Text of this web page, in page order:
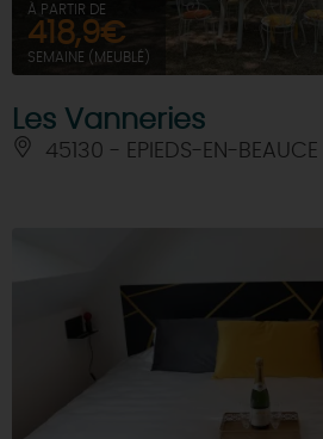
À PARTIR DE
418,9€
SEMAINE (MEUBLÉ)
Les Vanneries
45130 - EPIEDS-EN-BEAUCE